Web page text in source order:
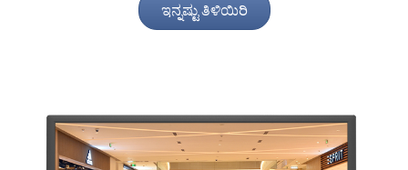
ಇನ್ನಷ್ಟು ತಿಳಿಯಿರಿ